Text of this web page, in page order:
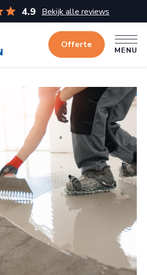
4.9 Bekijk alle reviews
Offerte
MENU